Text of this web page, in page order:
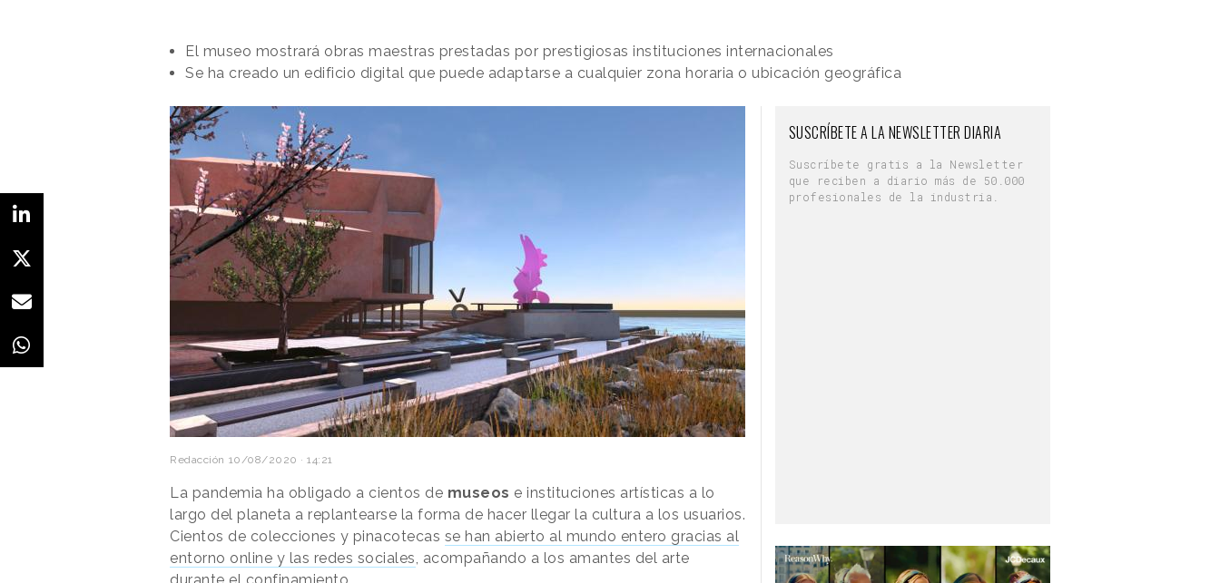
El museo mostrará obras maestras prestadas por prestigiosas instituciones internacionales
Se ha creado un edificio digital que puede adaptarse a cualquier zona horaria o ubicación geográfica
Redacción 10/08/2020 · 14:21
La pandemia ha obligado a cientos de museos e instituciones artísticas a lo
largo del planeta a replantearse la forma de hacer llegar la cultura a los usuarios.
Cientos de colecciones y pinacotecas se han abierto al mundo entero gracias al
entorno online y las redes sociales , acompañando a los amantes del arte
durante el confinamiento.
SUSCRÍBETE A LA NEWSLETTER DIARIA
Suscríbete gratis a la Newsletter
que reciben a diario más de 50.000
profesionales de la industria.